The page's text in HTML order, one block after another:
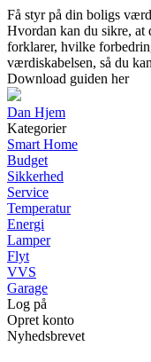
Få styr på din boligs
Hvordan kan du sikre,
forklarer, hvilke
værdiskabelsen, så du
Download guiden her
Dan Hjem
Kategorier
Smart Home
Budget
Sikkerhed
Service
Temperatur
Energi
Lamper
Flyt
VVS
Garage
Log på
Opret konto
Nyhedsbrevet